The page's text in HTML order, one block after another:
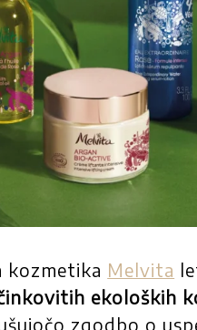
kozmetika Melvita
ekoloških
zgodbo o